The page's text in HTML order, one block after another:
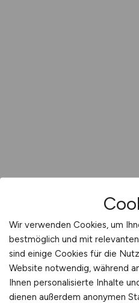
Wir verwenden Cookies, um
bestmöglich und mit
sind einige Cookies für die
Website notwendig, während
Ihnen personalisierte Inhalte
dienen außerdem anonymen